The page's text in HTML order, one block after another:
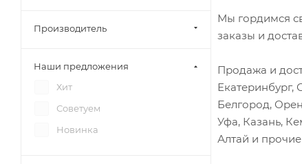
Мы гордимся
заказы и
Продажа и
Екатеринбург,
Белгород,
Уфа, Казань,
Алтай и
Фотон 1089
Фотон 1099
Фотон 1108 (S100)
Фотон 1113
Фотон 1121
Барабаны тормозные
Бачок ГУР
Бачок ГЦС
Бачок омывателя
Бачок расширительный
Производитель
Наши предложения
Хит
Советуем
Новинка